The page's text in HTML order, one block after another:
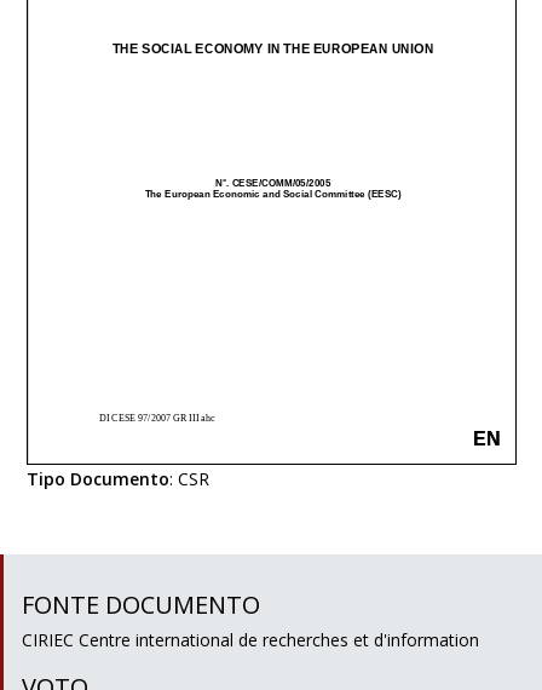
Tipo Documento:CSR
FONTE DOCUMENTO
CIRIEC Centre international de recherches et d'information